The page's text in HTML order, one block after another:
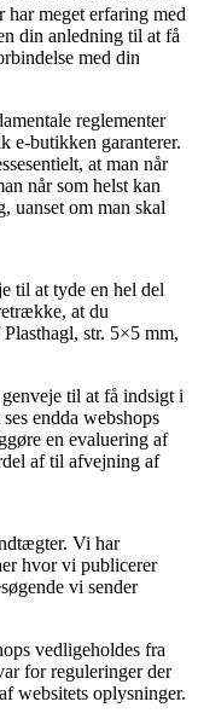
har meget erfaring med
din anledning til at få
med din
reglementer
e-butikken garanterer.
at man når
når som helst kan
uanset om man skal
til at tyde en hel del
at du
str. 5×5 mm,
til at få indsigt i
endda webshops
en evaluering af
af til afvejning af
Vi har
hvor vi publicerer
vi sender
vedligeholdes fra
for reguleringer der
websitets oplysninger.